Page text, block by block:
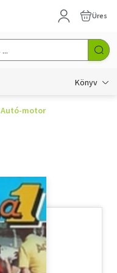
Üres
Könyv
Autó-motor